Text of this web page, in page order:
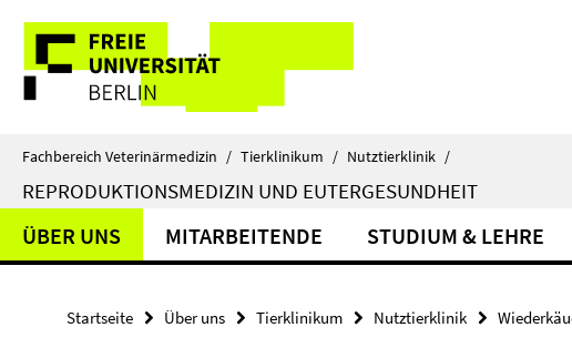
direkt
Inhalt
Service-
Navigation
Fachbereich Veterinärmedizin / Tierklinikum / Nutztierklinik /
REPRODUKTIONSMEDIZIN UND EUTERGESUNDHEIT
ÜBER UNS MITARBEITENDE STUDIUM & LEHRE
Startseite Über uns Tierklinikum Nutztierklinik